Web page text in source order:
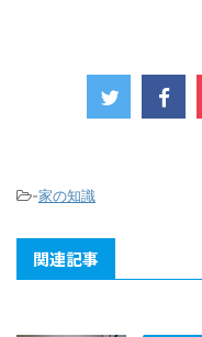
-家の知識
関連記事